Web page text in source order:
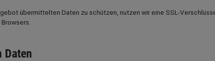
übermittelten Daten zu schützen, nutzen wir eine SSL-
Daten